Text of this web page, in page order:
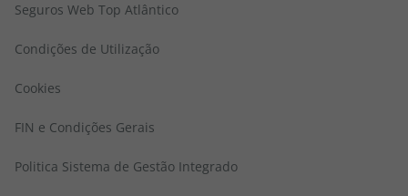
Seguros Web Top Atlântico
Condições de Utilização
Cookies
FIN e Condições Gerais
Politica Sistema de Gestão Integrado